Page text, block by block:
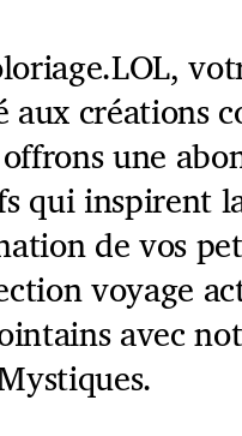
créations
une
qui inspirent
de vos
voyage
avec